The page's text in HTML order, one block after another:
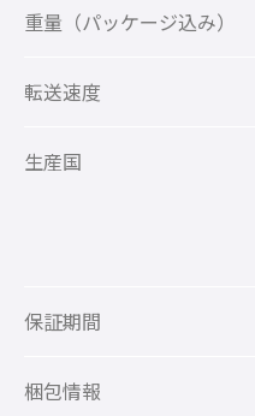
重量（パッケージ込み）
転送速度
生産国
保証期間
梱包情報